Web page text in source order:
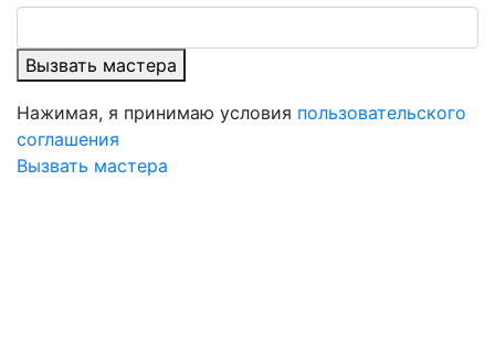
Вызвать мастера
Нажимая, я принимаю условия пользовательского
соглашения
Вызвать мастера